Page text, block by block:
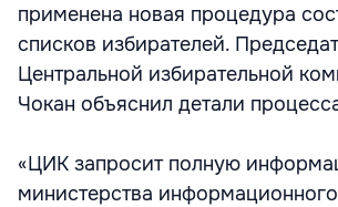
применена новая процедура
списков избирателей.
Центральной избирательной
Чокан объяснил детали
«ЦИК запросит полную
министерства